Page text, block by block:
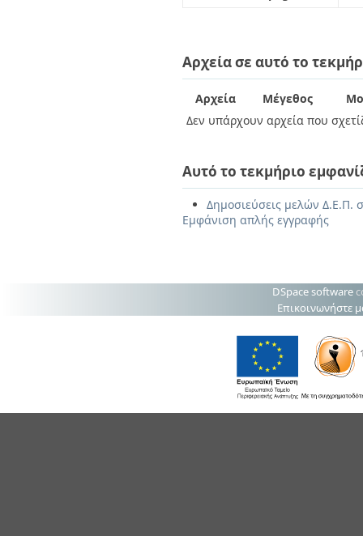
Αρχεία σε αυτό το
Αρχεία Μέγεθος
Δεν υπάρχουν αρχεία που
Αυτό το τεκμήριο
Δημοσιεύσεις μελών Δ.Ε.Π.
Εμφάνιση απλής εγγραφής
DSpace software
Επικοινωνήστε